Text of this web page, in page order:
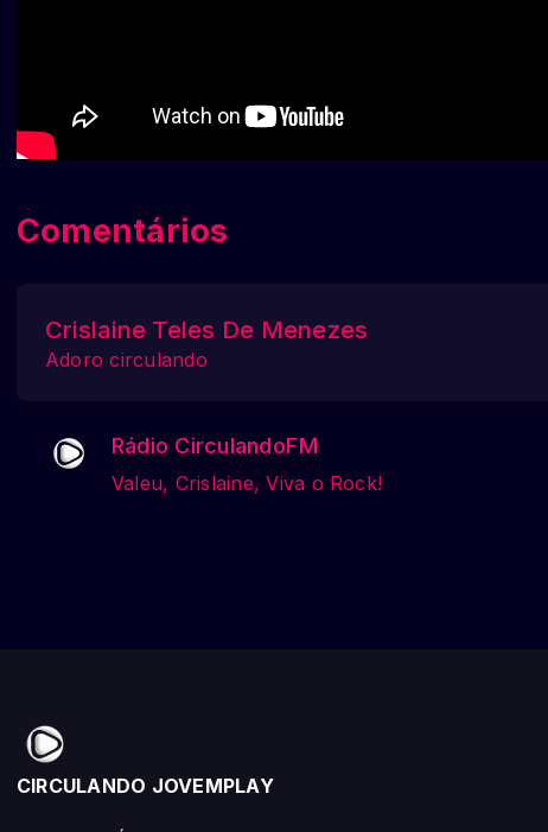
Comentários
Adoro circulando
Crislaine Teles De Menezes
Valeu, Crislaine, Viva o Rock!
Rádio CirculandoFM
CIRCULANDO JOVEMPLAY